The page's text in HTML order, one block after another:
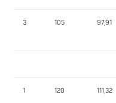
3 105 97,91
1 120 111,32